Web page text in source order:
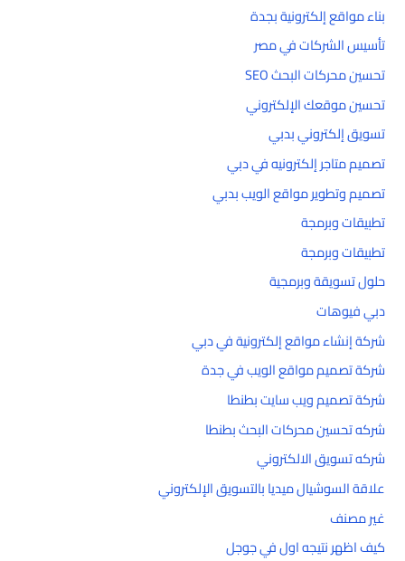
بناء مواقع إلكترونية بجدة
تأسيس الشركات في مصر
تحسين محركات البحث SEO
تحسين موقعك الإلكتروني
تسويق إلكتروني بدبي
تصميم متاجر إلكترونيه في دبي
تصميم وتطوير مواقع الويب بدبي
تطبيقات وبرمجة
تطبيقات وبرمجة
حلول تسويقة وبرمجية
دبي فيوهات
شركة إنشاء مواقع إلكترونية في دبي
شركة تصميم مواقع الويب في جدة
شركة تصميم ويب سايت بطنطا
شركه تحسين محركات البحث بطنطا
شركه تسويق الالكتروني
علاقة السوشيال ميديا بالتسويق الإلكتروني
غير مصنف
كيف اظهر نتيجه اول في جوجل